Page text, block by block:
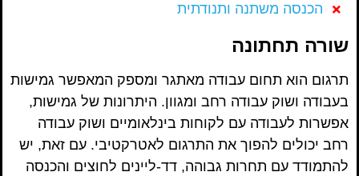
הכנסה משתנה ותנודתית
שורה תחתונה
תרגום הוא תחום עבודה מאתגר ומספק המאפשר גמישות
בעבודה ושוק עבודה רחב ומגוון. היתרונות של גמישות,
אפשרות לעבודה עם לקוחות בינלאומיים ושוק עבודה
רחב יכולים להפוך את התרגום לאטרקטיבי. עם זאת, יש
להתמודד עם תחרות גבוהה, דד-ליינים לחוצים והכנסה